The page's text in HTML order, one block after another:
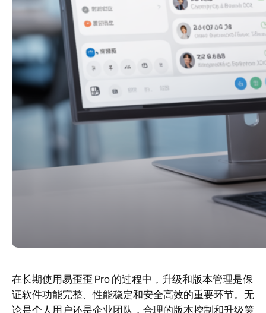
在长期使用易歪歪 Pro 的过程中，升级和版本管理是保
证软件功能完整、性能稳定和安全高效的重要环节。无
论是个人用户还是企业团队，合理的版本控制和升级策